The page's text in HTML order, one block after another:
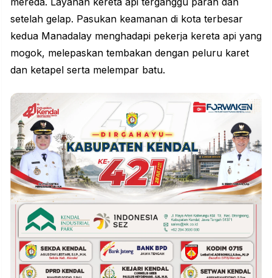
setelah gelap. Pasukan keamanan di kota terbesar
kedua Manadalay menghadapi pekerja kereta api yang
mogok, melepaskan tembakan dengan peluru karet
dan ketapel serta melempar batu.